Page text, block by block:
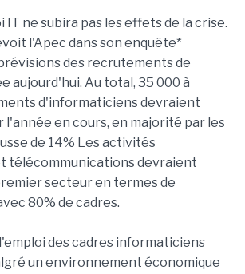
IT ne subira pas les effets de la crise.
l'Apec dans son enquête*
des recrutements de
aujourd'hui. Au total, 35 000 à
d'informaticiens devraient
l'année en cours, en majorité par les
de 14% Les activités
télécommunications devraient
secteur en termes de
80% de cadres.
des cadres informaticiens
un environnement économique